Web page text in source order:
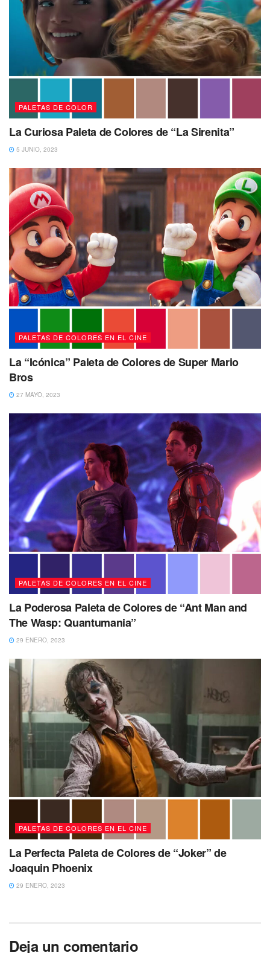
PALETAS DE COLOR
La Curiosa Paleta de Colores de “La Sirenita”
5 JUNIO, 2023
PALETAS DE COLORES EN EL CINE
La “Icónica” Paleta de Colores de Super Mario
Bros
27 MAYO, 2023
PALETAS DE COLORES EN EL CINE
La Poderosa Paleta de Colores de “Ant Man and
The Wasp: Quantumania”
29 ENERO, 2023
PALETAS DE COLORES EN EL CINE
La Perfecta Paleta de Colores de “Joker” de
Joaquin Phoenix
29 ENERO, 2023
Deja un comentario